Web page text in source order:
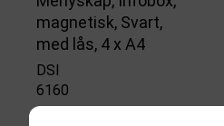
magnetisk, Svart,
med lås, 4 x A4
DSI
6160